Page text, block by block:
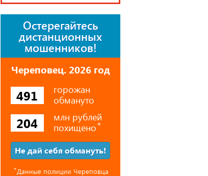
Остерегайтесь
дистанционных
мошенников!
Череповец. 2026 год
491
горожан
обмануто
204
млн рублей
похищено⃰
Не дай себя обмануть!
⃰Данные полиции Череповца